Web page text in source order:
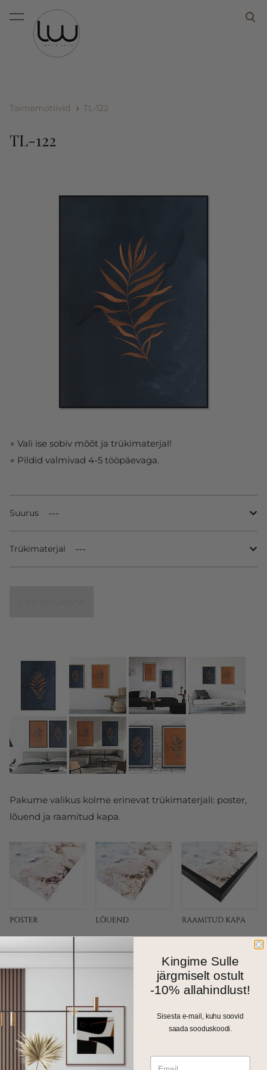
lisati ostukorvi.
Taimemotiivid TL-122
Pakume valikus kolme erinevat trükimaterjali: poster,
lõuend ja raamitud kapa.
Fotokapal on kitsas 1cm harjatud alumiiniumraam.
Valikus on matt must, kuldne ja hõbedane toon.
TL-122
∘ Vali ise sobiv mõõt ja trükimaterjal!
∘ Pildid valmivad 4-5 tööpäevaga.
Suurus
Trükimaterjal
Kingime Sulle
järgmiselt ostult
-10% allahindlust!
Sisesta e-mail, kuhu soovid
saada sooduskoodi.